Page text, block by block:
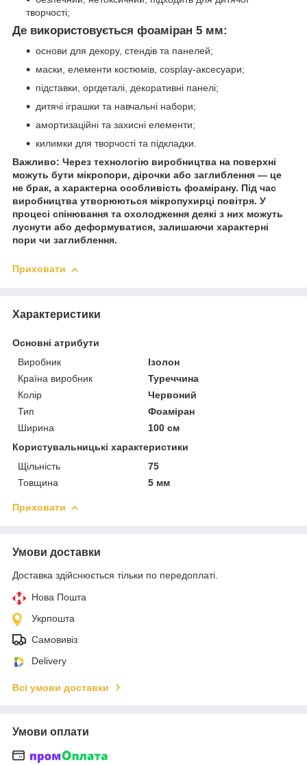
творчості;
Де використовується фоаміран 5 мм:
основи для декору, стендів та панелей;
маски, елементи костюмів, cosplay-аксесуари;
підставки, оргдеталі, декоративні панелі;
дитячі іграшки та навчальні набори;
амортизаційні та захисні елементи;
килимки для творчості та підкладки.
Важливо: Через технологію виробництва на поверхні
можуть бути мікропори, дірочки або заглиблення — це
не брак, а характерна особливість фоамірану. Під час
виробництва утворюються мікропухирці повітря. У
процесі спінювання та охолодження деякі з них можуть
луснути або деформуватися, залишаючи характерні
пори чи заглиблення.
Приховати
Характеристики
Основні атрибути
Виробник
Ізолон
Країна виробник
Туреччина
Колір
Червоний
Тип
Фоаміран
Ширина
100 см
Користувальницькі характеристики
Щільність
75
Товщина
5 мм
Приховати
Умови доставки
Доставка здійснюється тільки по передоплаті.
Нова Пошта
Укрпошта
Самовивіз
Delivery
Всі умови доставки
Умови оплати